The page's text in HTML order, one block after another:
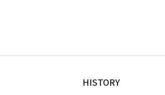
HISTORY